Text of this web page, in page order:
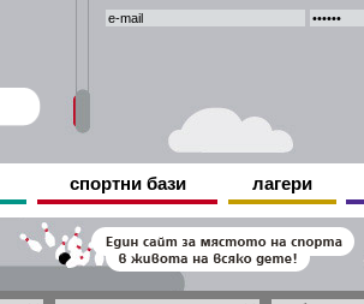
спортни бази лагери